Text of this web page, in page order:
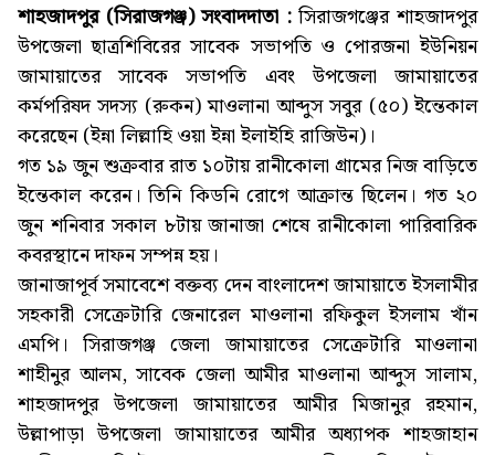
শাহজাদপুর (সিরাজগঞ্জ) সংবাদদাতা :সিরাজগঞ্জের শাহজাদপুর
উপজেলা ছাত্রশিবিরের সাবেক সভাপতি ও পোরজনা ইউনিয়ন
জামায়াতের সাবেক সভাপতি এবং উপজেলা জামায়াতের
কর্মপরিষদ সদস্য (রুকন) মাওলানা আব্দুস সবুর (৫০) ইন্তেকাল
করেছেন (ইন্না লিল্লাহি ওয়া ইন্না ইলাইহি রাজিউন)।
গত ১৯ জুন শুক্রবার রাত ১০টায় রানীকোলা গ্রামের নিজ বাড়িতে
ইন্তেকাল করেন। তিনি কিডনি রোগে আক্রান্ত ছিলেন। গত ২০
জুন শনিবার সকাল ৮টায় জানাজা শেষে রানীকোলা পারিবারিক
কবরস্থানে দাফন সম্পন্ন হয়।
জানাজাপূর্ব সমাবেশে বক্তব্য দেন বাংলাদেশ জামায়াতে ইসলামীর
সহকারী সেক্রেটারি জেনারেল মাওলানা রফিকুল ইসলাম খাঁন
এমপি। সিরাজগঞ্জ জেলা জামায়াতের সেক্রেটারি মাওলানা
শাহীনুর আলম, সাবেক জেলা আমীর মাওলানা আব্দুস সালাম,
শাহজাদপুর উপজেলা জামায়াতের আমীর মিজানুর রহমান,
উল্লাপাড়া উপজেলা জামায়াতের আমীর অধ্যাপক শাহজাহান